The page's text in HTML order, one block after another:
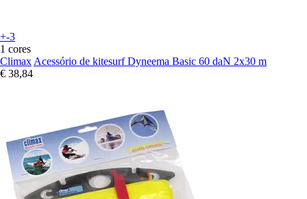
+-3
1 cores
Climax Acessório de kitesurf Dyneema Basic 60 daN 2x30 m
€ 38,84